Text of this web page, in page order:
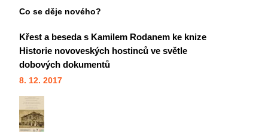
Co se děje nového?
Křest a beseda s Kamilem Rodanem ke knize
Historie novoveských hostinců ve světle
dobových dokumentů
8. 12. 2017